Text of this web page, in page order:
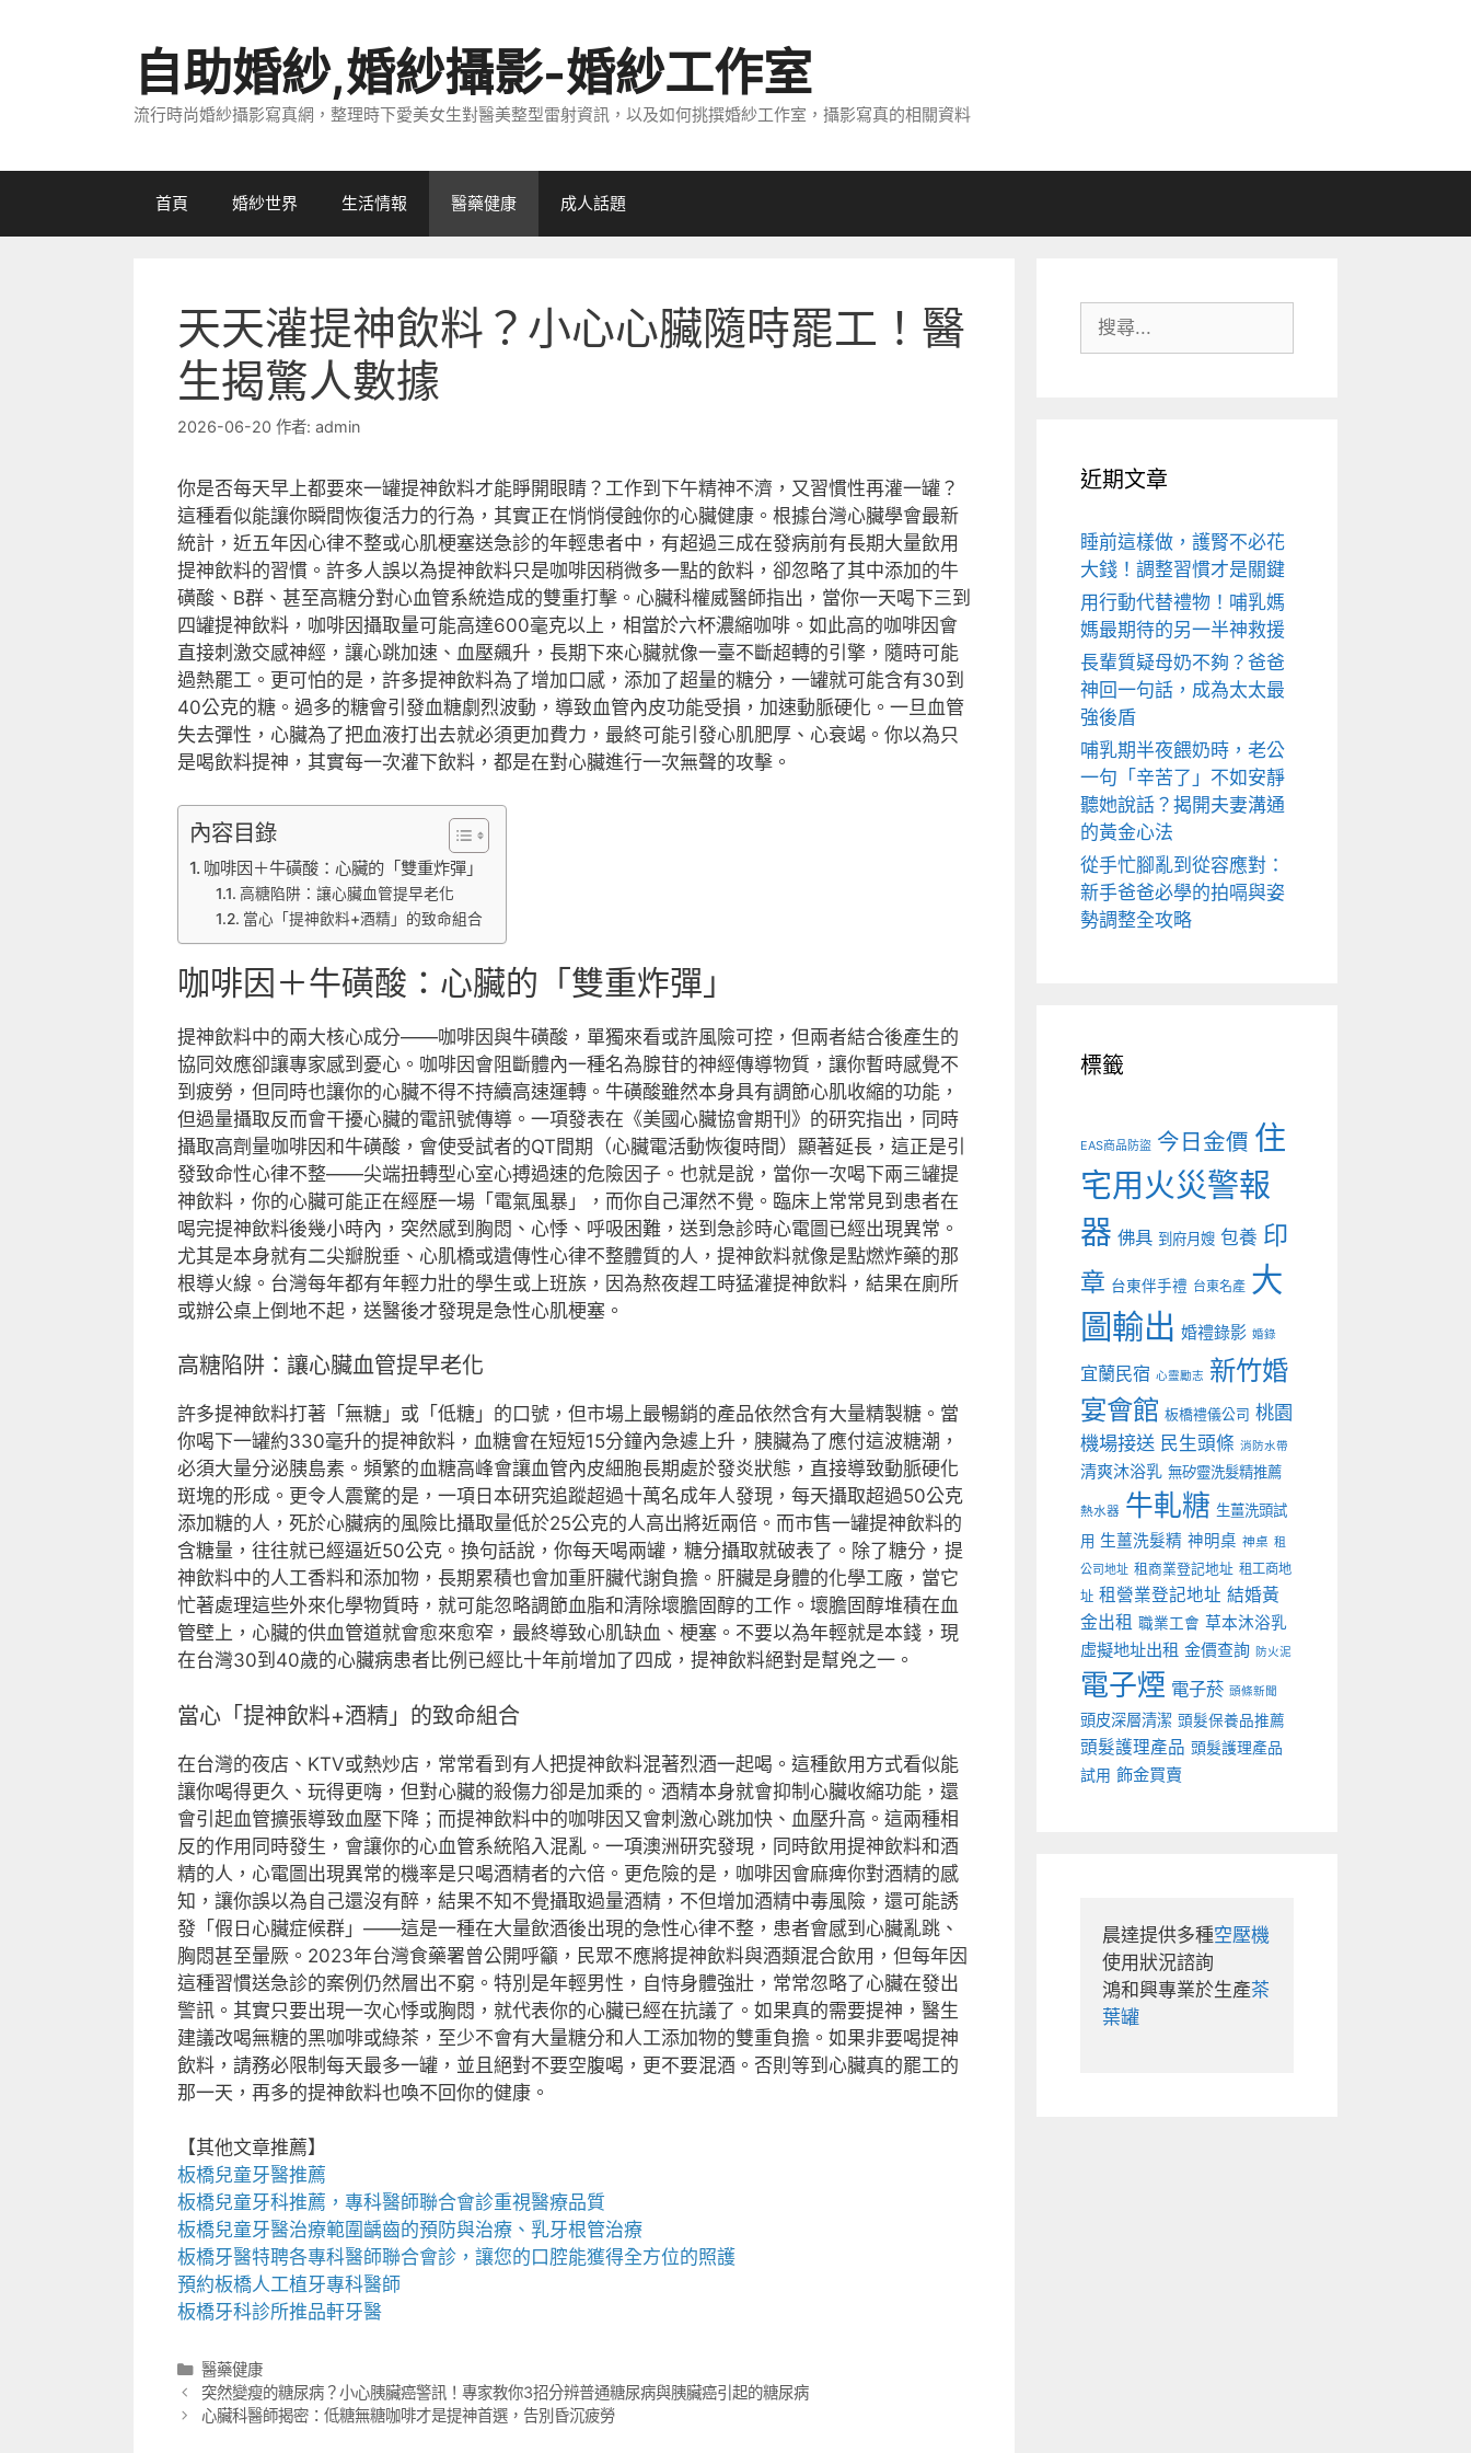
自助婚紗,婚紗攝影-婚紗工作室
流行時尚婚紗攝影寫真網，整理時下愛美女生對醫美整型雷射資訊，以及如何挑撰婚紗工作室，攝影寫真的相關資料
首頁 婚紗世界 生活情報 醫藥健康 成人話題
天天灌提神飲料？小心心臟隨時罷工！醫
生揭驚人數據
2026-06-20 作者: admin
你是否每天早上都要來一罐提神飲料才能睜開眼睛？工作到下午精神不濟，又習慣性再灌一罐？
這種看似能讓你瞬間恢復活力的行為，其實正在悄悄侵蝕你的心臟健康。根據台灣心臟學會最新
統計，近五年因心律不整或心肌梗塞送急診的年輕患者中，有超過三成在發病前有長期大量飲用
提神飲料的習慣。許多人誤以為提神飲料只是咖啡因稍微多一點的飲料，卻忽略了其中添加的牛
磺酸、B群、甚至高糖分對心血管系統造成的雙重打擊。心臟科權威醫師指出，當你一天喝下三到
四罐提神飲料，咖啡因攝取量可能高達600毫克以上，相當於六杯濃縮咖啡。如此高的咖啡因會
直接刺激交感神經，讓心跳加速、血壓飆升，長期下來心臟就像一臺不斷超轉的引擎，隨時可能
過熱罷工。更可怕的是，許多提神飲料為了增加口感，添加了超量的糖分，一罐就可能含有30到
40公克的糖。過多的糖會引發血糖劇烈波動，導致血管內皮功能受損，加速動脈硬化。一旦血管
失去彈性，心臟為了把血液打出去就必須更加費力，最終可能引發心肌肥厚、心衰竭。你以為只
是喝飲料提神，其實每一次灌下飲料，都是在對心臟進行一次無聲的攻擊。
內容目錄
咖啡因＋牛磺酸：心臟的「雙重炸彈」
高糖陷阱：讓心臟血管提早老化
當心「提神飲料+酒精」的致命組合
咖啡因＋牛磺酸：心臟的「雙重炸彈」
提神飲料中的兩大核心成分——咖啡因與牛磺酸，單獨來看或許風險可控，但兩者結合後產生的
協同效應卻讓專家感到憂心。咖啡因會阻斷體內一種名為腺苷的神經傳導物質，讓你暫時感覺不
到疲勞，但同時也讓你的心臟不得不持續高速運轉。牛磺酸雖然本身具有調節心肌收縮的功能，
但過量攝取反而會干擾心臟的電訊號傳導。一項發表在《美國心臟協會期刊》的研究指出，同時
攝取高劑量咖啡因和牛磺酸，會使受試者的QT間期（心臟電活動恢復時間）顯著延長，這正是引
發致命性心律不整——尖端扭轉型心室心搏過速的危險因子。也就是說，當你一次喝下兩三罐提
神飲料，你的心臟可能正在經歷一場「電氣風暴」，而你自己渾然不覺。臨床上常常見到患者在
喝完提神飲料後幾小時內，突然感到胸悶、心悸、呼吸困難，送到急診時心電圖已經出現異常。
尤其是本身就有二尖瓣脫垂、心肌橋或遺傳性心律不整體質的人，提神飲料就像是點燃炸藥的那
根導火線。台灣每年都有年輕力壯的學生或上班族，因為熬夜趕工時猛灌提神飲料，結果在廁所
或辦公桌上倒地不起，送醫後才發現是急性心肌梗塞。
高糖陷阱：讓心臟血管提早老化
許多提神飲料打著「無糖」或「低糖」的口號，但市場上最暢銷的產品依然含有大量精製糖。當
你喝下一罐約330毫升的提神飲料，血糖會在短短15分鐘內急遽上升，胰臟為了應付這波糖潮，
必須大量分泌胰島素。頻繁的血糖高峰會讓血管內皮細胞長期處於發炎狀態，直接導致動脈硬化
斑塊的形成。更令人震驚的是，一項日本研究追蹤超過十萬名成年人發現，每天攝取超過50公克
添加糖的人，死於心臟病的風險比攝取量低於25公克的人高出將近兩倍。而市售一罐提神飲料的
含糖量，往往就已經逼近50公克。換句話說，你每天喝兩罐，糖分攝取就破表了。除了糖分，提
神飲料中的人工香料和添加物，長期累積也會加重肝臟代謝負擔。肝臟是身體的化學工廠，當它
忙著處理這些外來化學物質時，就可能忽略調節血脂和清除壞膽固醇的工作。壞膽固醇堆積在血
管壁上，心臟的供血管道就會愈來愈窄，最終導致心肌缺血、梗塞。不要以為年輕就是本錢，現
在台灣30到40歲的心臟病患者比例已經比十年前增加了四成，提神飲料絕對是幫兇之一。
當心「提神飲料+酒精」的致命組合
在台灣的夜店、KTV或熱炒店，常常看到有人把提神飲料混著烈酒一起喝。這種飲用方式看似能
讓你喝得更久、玩得更嗨，但對心臟的殺傷力卻是加乘的。酒精本身就會抑制心臟收縮功能，還
會引起血管擴張導致血壓下降；而提神飲料中的咖啡因又會刺激心跳加快、血壓升高。這兩種相
反的作用同時發生，會讓你的心血管系統陷入混亂。一項澳洲研究發現，同時飲用提神飲料和酒
精的人，心電圖出現異常的機率是只喝酒精者的六倍。更危險的是，咖啡因會麻痺你對酒精的感
知，讓你誤以為自己還沒有醉，結果不知不覺攝取過量酒精，不但增加酒精中毒風險，還可能誘
發「假日心臟症候群」——這是一種在大量飲酒後出現的急性心律不整，患者會感到心臟亂跳、
胸悶甚至暈厥。2023年台灣食藥署曾公開呼籲，民眾不應將提神飲料與酒類混合飲用，但每年因
這種習慣送急診的案例仍然層出不窮。特別是年輕男性，自恃身體強壯，常常忽略了心臟在發出
警訊。其實只要出現一次心悸或胸悶，就代表你的心臟已經在抗議了。如果真的需要提神，醫生
建議改喝無糖的黑咖啡或綠茶，至少不會有大量糖分和人工添加物的雙重負擔。如果非要喝提神
飲料，請務必限制每天最多一罐，並且絕對不要空腹喝，更不要混酒。否則等到心臟真的罷工的
那一天，再多的提神飲料也喚不回你的健康。
【其他文章推薦】
板橋兒童牙醫推薦
板橋兒童牙科推薦，專科醫師聯合會診重視醫療品質
板橋兒童牙醫治療範圍齲齒的預防與治療、乳牙根管治療
板橋牙醫特聘各專科醫師聯合會診，讓您的口腔能獲得全方位的照護
預約板橋人工植牙專科醫師
板橋牙科診所推品軒牙醫
分
類
醫藥健康
突然變瘦的糖尿病？小心胰臟癌警訊！專家教你3招分辨普通糖尿病與胰臟癌引起的糖尿病
心臟科醫師揭密：低糖無糖咖啡才是提神首選，告別昏沉疲勞
尋:
近期文章
睡前這樣做，護腎不必花
大錢！調整習慣才是關鍵
用行動代替禮物！哺乳媽
媽最期待的另一半神救援
長輩質疑母奶不夠？爸爸
神回一句話，成為太太最
強後盾
哺乳期半夜餵奶時，老公
一句「辛苦了」不如安靜
聽她說話？揭開夫妻溝通
的黃金心法
從手忙腳亂到從容應對：
新手爸爸必學的拍嗝與姿
勢調整全攻略
標籤
EAS商品防盜 今日金價 住
宅用火災警報
器 佛具 到府月嫂 包養 印
章 台東伴手禮 台東名產 大
圖輸出 婚禮錄影 婚錄
宜蘭民宿 心靈勵志 新竹婚
宴會館 板橋禮儀公司 桃園
機場接送 民生頭條 消防水帶
清爽沐浴乳 無矽靈洗髮精推薦
熱水器 牛軋糖 生薑洗頭試
用 生薑洗髮精 神明桌 神桌 租
公司地址 租商業登記地址 租工商地
址 租營業登記地址 結婚黃
金出租 職業工會 草本沐浴乳
虛擬地址出租 金價查詢 防火泥
電子煙 電子菸 頭條新聞
頭皮深層清潔 頭髮保養品推薦
頭髮護理產品 頭髮護理產品
試用 飾金買賣
晨達提供多種空壓機
使用狀況諮詢
鴻和興專業於生產茶
葉罐